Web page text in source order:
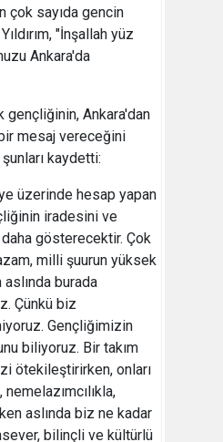
çok sayıda gencin
"İnşallah yüz
Ankara'da
gençliğinin, Ankara'dan
mesaj vereceğini
şunları kaydetti:
üzerinde hesap yapan
iradesini ve
daha gösterecektir. Çok
milli şuurun yüksek
burada
Çünkü biz
Gençliğimizin
biliyoruz. Bir takım
ötekileştirirken, onları
aslında biz ne kadar
bilinçli ve kültürlü